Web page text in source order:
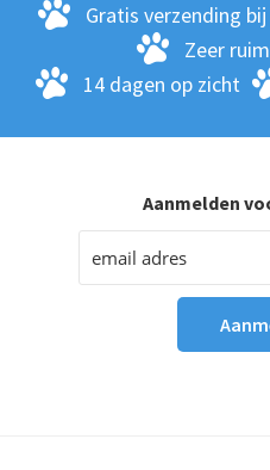
Gratis verzending
Zeer
14 dagen op zicht
Aanmelden